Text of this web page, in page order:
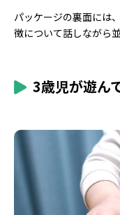
パッケージの裏面には
徴について話しながら
3歳児が遊ん